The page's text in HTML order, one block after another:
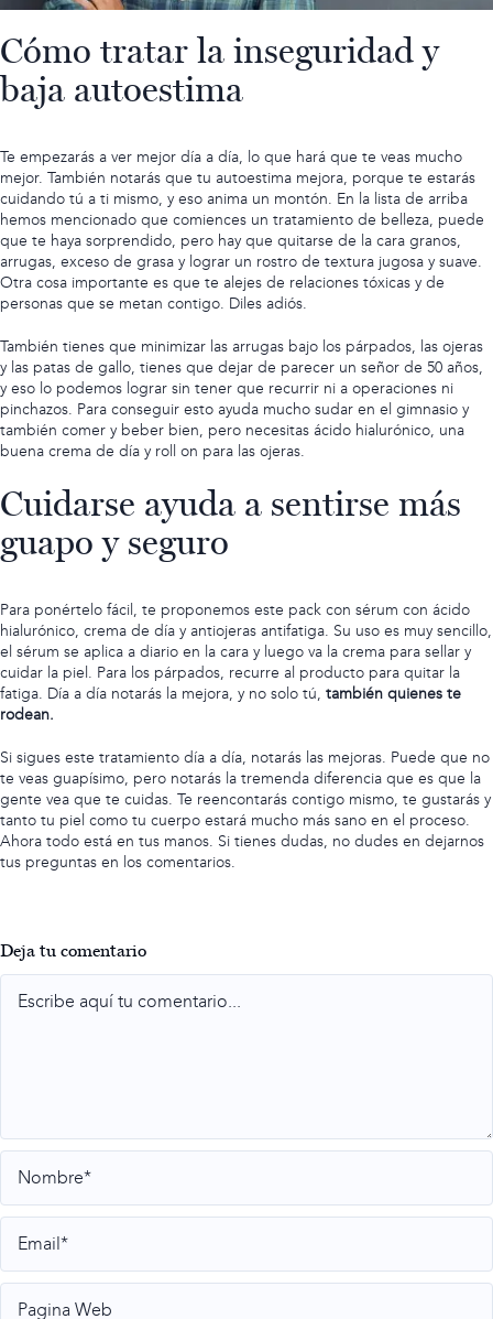
Cómo tratar la inseguridad y
baja autoestima
Te empezarás a ver mejor día a día, lo que hará que te veas mucho
mejor. También notarás que tu autoestima mejora, porque te estarás
cuidando tú a ti mismo, y eso anima un montón. En la lista de arriba
hemos mencionado que comiences un tratamiento de belleza, puede
que te haya sorprendido, pero hay que quitarse de la cara granos,
arrugas, exceso de grasa y lograr un rostro de textura jugosa y suave.
Otra cosa importante es que te alejes de relaciones tóxicasy de
personas que se metan contigo. Diles adiós.
También tienes que minimizar las arrugas bajo los párpados, las ojeras
y las patas de gallo, tienes que dejar de parecer un señor de 50 años,
y eso lo podemos lograr sin tener que recurrir ni a operaciones ni
pinchazos. Para conseguir esto ayuda mucho sudar en el gimnasio y
también comer y beber bien, pero necesitas ácido hialurónico, una
buena crema de día y roll on para las ojeras.
Cuidarse ayuda a sentirse más
guapo y seguro
Para ponértelo fácil, te proponemos este pack con sérum con ácido
hialurónico, crema de día y antiojeras antifatiga. Su uso es muy sencillo,
el sérum se aplica a diario en la cara y luego va la crema para sellar y
cuidar la piel. Para los párpados, recurre al producto para quitar la
fatiga. Día a día notarás la mejora, y no solo tú, también quienes te
rodean.
Si sigues este tratamiento día a día, notarás las mejoras. Puede que no
te veas guapísimo, pero notarás la tremenda diferencia que es que la
gente vea que te cuidas. Te reencontarás contigo mismo, te gustarás y
tanto tu piel como tu cuerpo estará mucho más sano en el proceso.
Ahora todo está en tus manos. Si tienes dudas, no dudes en dejarnos
tus preguntas en los comentarios.
Deja tu comentario